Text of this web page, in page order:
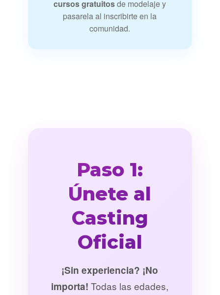
cursos gratuitosde modelaje y
pasarela al inscribirte en la
comunidad.
Paso 1:
Únete al
Casting
Oficial
¡Sin experiencia? ¡No
importa! Todas las edades,